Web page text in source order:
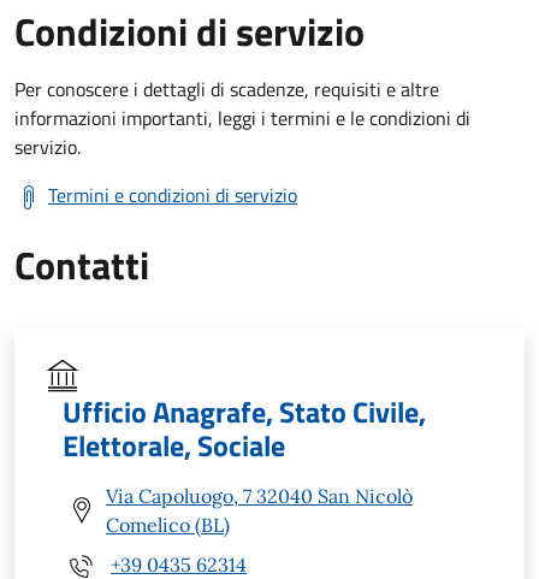
Condizioni di servizio
Per conoscere i dettagli di scadenze, requisiti e altre
informazioni importanti, leggi i termini e le condizioni di
servizio.
Termini e condizioni di servizio
Contatti
Ufficio Anagrafe, Stato Civile,
Elettorale, Sociale
Via Capoluogo, 7 32040 San Nicolò
Comelico (BL)
+39 0435 62314